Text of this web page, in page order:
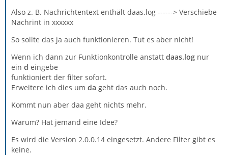
Also z. B. Nachrichtentext enthält daas.log ------> Verschiebe
Nachrint in xxxxxx
So sollte das ja auch funktionieren. Tut es aber nicht!
Wenn ich dann zur Funktionkontrolle anstatt daas.log nur
ein d eingebe
funktioniert der filter sofort.
Erweitere ich dies um da geht das auch noch.
Kommt nun aber daa geht nichts mehr.
Warum? Hat jemand eine Idee?
Es wird die Version 2.0.0.14 eingesetzt. Andere Filter gibt es
keine.